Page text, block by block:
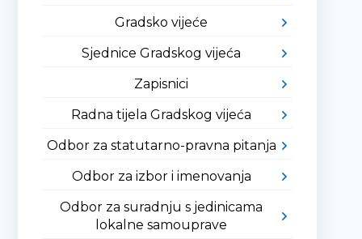
Gradsko vijeće
Sjednice Gradskog vijeća
Zapisnici
Radna tijela Gradskog vijeća
Odbor za statutarno-pravna pitanja
Odbor za izbor i imenovanja
Odbor za suradnju s jedinicama
lokalne samouprave